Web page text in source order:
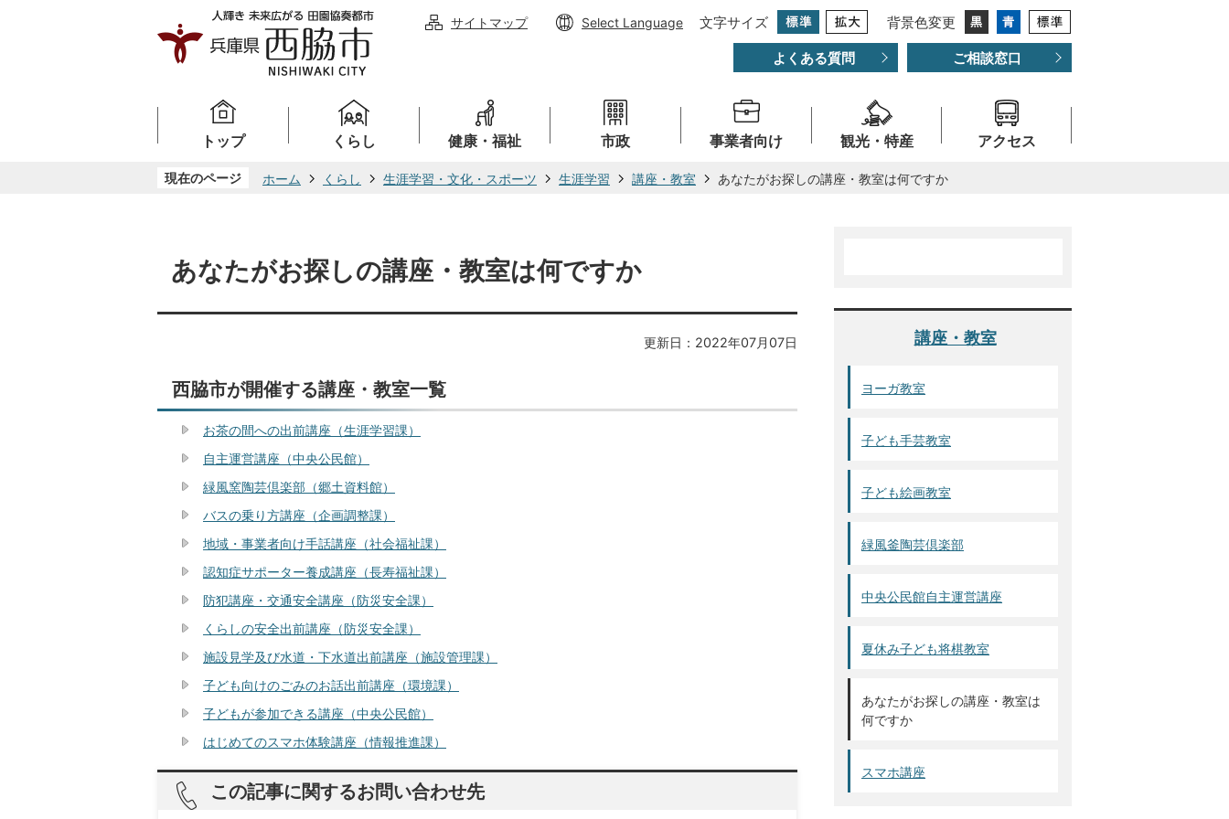
サイトマップ Select Language 文字サイズ 背景色変更
よくある質問 ご相談窓口
トップ くらし 健康・福祉 市政 事業者向け 観光・特産 アクセス
現在のページ ホーム くらし 生涯学習・文化・スポーツ 生涯学習 講座・教室 あなたがお探しの講座・教室は何ですか
あなたがお探しの講座・教室は何ですか
更新日：2022年07月07日
西脇市が開催する講座・教室一覧
お茶の間への出前講座（生涯学習課）
自主運営講座（中央公民館）
緑風窯陶芸倶楽部（郷土資料館）
バスの乗り方講座（企画調整課）
地域・事業者向け手話講座（社会福祉課）
認知症サポーター養成講座（長寿福祉課）
防犯講座・交通安全講座（防災安全課）
くらしの安全出前講座（防災安全課）
施設見学及び水道・下水道出前講座（施設管理課）
子ども向けのごみのお話出前講座（環境課）
子どもが参加できる講座（中央公民館）
はじめてのスマホ体験講座（情報推進課）
この記事に関するお問い合わせ先
講座・教室
ヨーガ教室
子ども手芸教室
子ども絵画教室
緑風釜陶芸倶楽部
中央公民館自主運営講座
夏休み子ども将棋教室
あなたがお探しの講座・教室は
何ですか
スマホ講座